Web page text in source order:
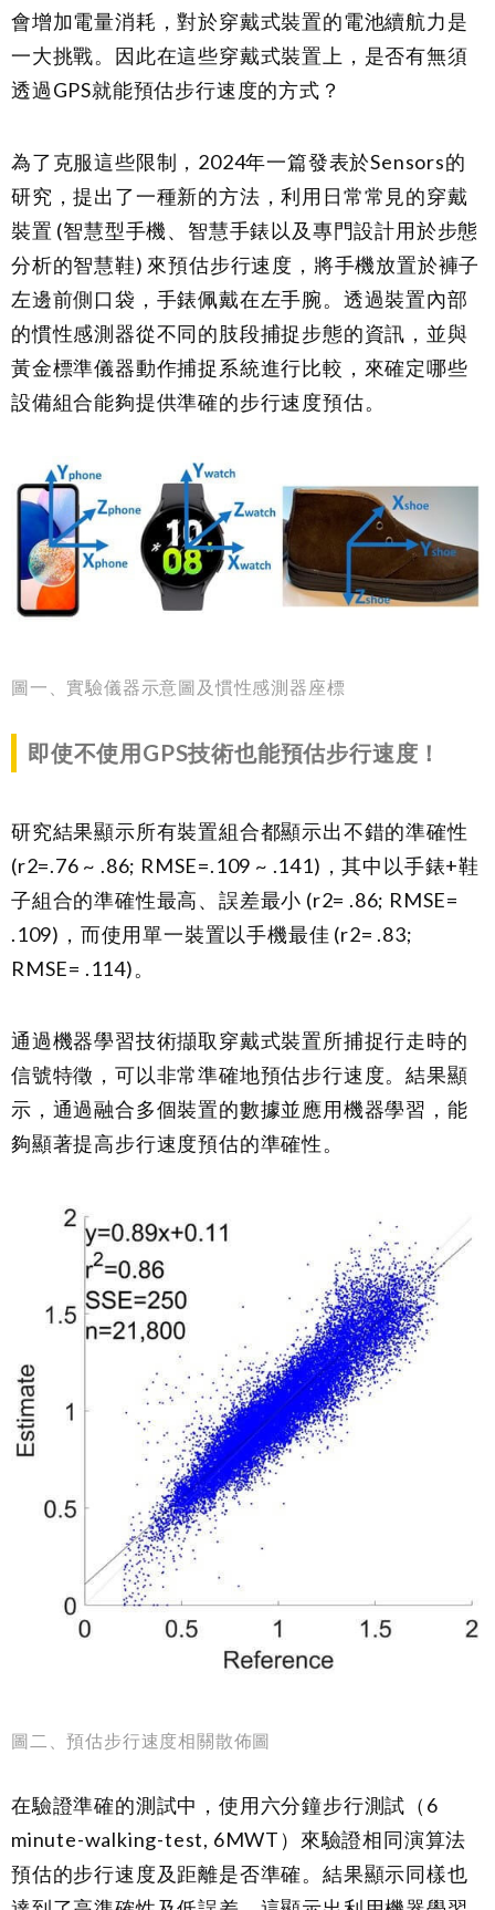
會增加電量消耗，對於穿戴式裝置的電池續航力是
一大挑戰。因此在這些穿戴式裝置上，是否有無須
透過GPS就能預估步行速度的方式？
為了克服這些限制，2024年一篇發表於Sensors的
研究，提出了一種新的方法，利用日常常見的穿戴
裝置 (智慧型手機、智慧手錶以及專門設計用於步態
分析的智慧鞋) 來預估步行速度，將手機放置於褲子
左邊前側口袋，手錶佩戴在左手腕。透過裝置內部
的慣性感測器從不同的肢段捕捉步態的資訊，並與
黃金標準儀器動作捕捉系統進行比較，來確定哪些
設備組合能夠提供準確的步行速度預估。
圖一、實驗儀器示意圖及慣性感測器座標
即使不使用GPS技術也能預估步行速度！
研究結果顯示所有裝置組合都顯示出不錯的準確性
(r2=.76 ~ .86; RMSE=.109 ~ .141)，其中以手錶+鞋
子組合的準確性最高、誤差最小 (r2= .86; RMSE=
.109)，而使用單一裝置以手機最佳 (r2= .83;
RMSE= .114)。
通過機器學習技術擷取穿戴式裝置所捕捉行走時的
信號特徵，可以非常準確地預估步行速度。結果顯
示，通過融合多個裝置的數據並應用機器學習，能
夠顯著提高步行速度預估的準確性。
圖二、預估步行速度相關散佈圖
在驗證準確的測試中，使用六分鐘步行測試（6
minute-walking-test, 6MWT）來驗證相同演算法
預估的步行速度及距離是否準確。結果顯示同樣也